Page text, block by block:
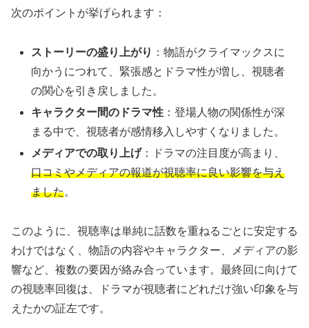
次のポイントが挙げられます：
ストーリーの盛り上がり ：物語がクライマックスに
向かうにつれて、緊張感とドラマ性が増し、視聴者
の関心を引き戻しました。
キャラクター間のドラマ性 ：登場人物の関係性が深
まる中で、視聴者が感情移入しやすくなりました。
メディアでの取り上げ：ドラマの注目度が高まり、
口コミやメディアの報道が視聴率に良い影響を与え
ました。
このように、視聴率は単純に話数を重ねるごとに安定する
わけではなく、物語の内容やキャラクター、メディアの影
響など、複数の要因が絡み合っています。最終回に向けて
の視聴率回復は、ドラマが視聴者にどれだけ強い印象を与
えたかの証左です。